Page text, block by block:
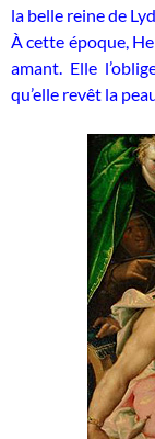
la belle reine de
À cette époque,
amant. Elle
qu’elle revêt la